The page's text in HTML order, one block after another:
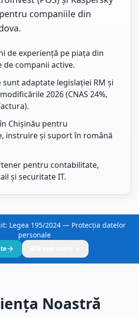
companiile din
de experiență pe piața din
de companii active.
sunt adaptate legislației RM și
2026 (CNAS 24%,
Chișinău pentru
instruire și suport în română
pentru contabilitate,
și securitate IT.
Legea 195/2024 — Protecția datelor
personale
Noastră